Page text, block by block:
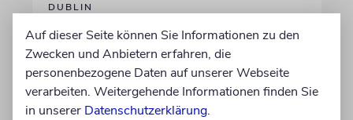
DUBLIN
Wegen Israel-Boykott:
Irisches Regierungsflugzeug
kann nicht mehr im Nebel
landen
Auf dieser Seite können Sie Informationen zu den
Zwecken und Anbietern erfahren, die
personenbezogene Daten auf unserer Webseite
verarbeiten. Weitergehende Informationen finden Sie
in unserer Datenschutzerklärung.